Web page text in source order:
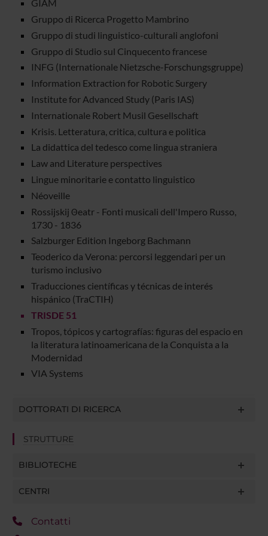
GIAM
Gruppo di Ricerca Progetto Mambrino
Gruppo di studi linguistico-culturali anglofoni
Gruppo di Studio sul Cinquecento francese
INFG (Internationale Nietzsche-Forschungsgruppe)
Information Extraction for Robotic Surgery
Institute for Advanced Study (Paris IAS)
Internationale Robert Musil Gesellschaft
Krisis. Letteratura, critica, cultura e politica
La didattica del tedesco come lingua straniera
Law and Literature perspectives
Lingue minoritarie e contatto linguistico
Néoveille
Rossijskij Θeatr - Fonti musicali dell'Impero Russo,
1730 - 1836
Salzburger Edition Ingeborg Bachmann
Teoderico da Verona: percorsi leggendari per un
turismo inclusivo
Traducciones científicas y técnicas de interés
hispánico (TraCTIH)
TRISDE 51
Tropos, tópicos y cartografías: figuras del espacio en
la literatura latinoamericana de la Conquista a la
Modernidad
VIA Systems
DOTTORATI DI RICERCA
STRUTTURE
BIBLIOTECHE
CENTRI
Contatti